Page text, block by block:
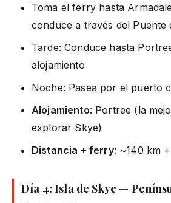
Toma el ferry hasta
conduce a través del Puente
Tarde: Conduce hasta
alojamiento
Noche: Pasea por el puerto
Alojamiento: Portree (la
explorar Skye)
Distancia + ferry: ~140 km
Día 4: Isla de Skye —